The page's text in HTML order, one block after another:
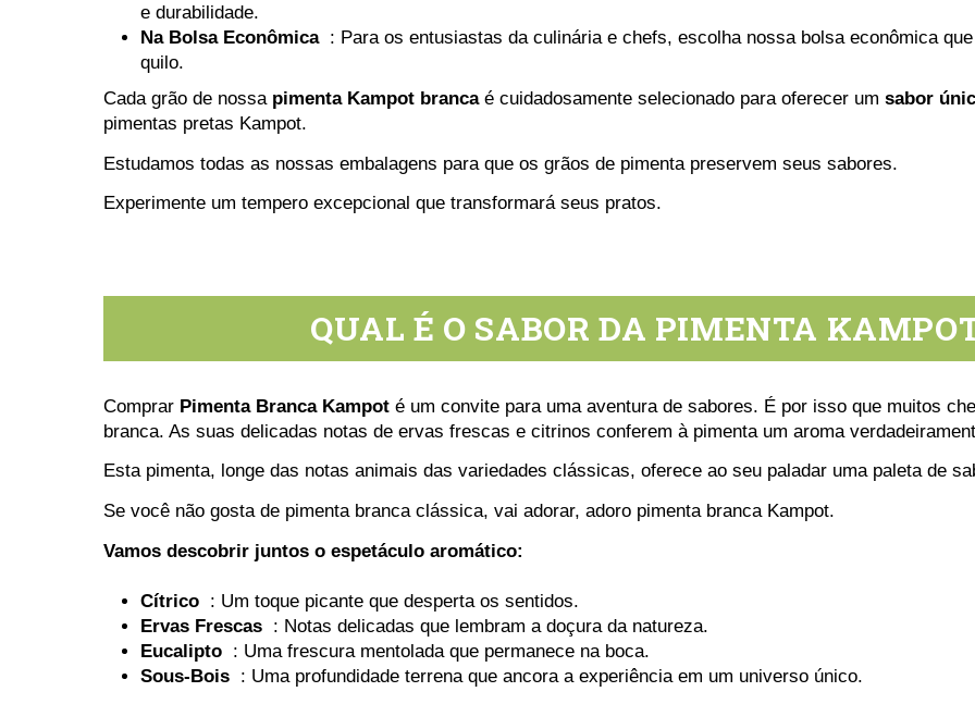
e durabilidade.
Na Bolsa Econômica : Para os entusiastas da culinária e chefs, escolha nossa bolsa econômica
quilo.
Cada grão de nossa pimenta Kampot brancaé cuidadosamente selecionado para oferecer um sabor
pimentas pretas Kampot.
Estudamos todas as nossas embalagens para que os grãos de pimenta preservem seus sabores.
Experimente um tempero excepcional que transformará seus pratos.
QUAL É O SABOR DA PIMENTA
Comprar Pimenta Branca Kampoté um convite para uma aventura de sabores. É por isso que muitos
branca. As suas delicadas notas de ervas frescas e citrinos conferem à pimenta um aroma
Esta pimenta, longe das notas animais das variedades clássicas, oferece ao seu paladar uma paleta de
Se você não gosta de pimenta branca clássica, vai adorar, adoro pimenta branca Kampot.
Vamos descobrir juntos o espetáculo aromático:
Cítrico : Um toque picante que desperta os sentidos.
Ervas Frescas : Notas delicadas que lembram a doçura da natureza.
Eucalipto : Uma frescura mentolada que permanece na boca.
Sous-Bois : Uma profundidade terrena que ancora a experiência em um universo único.